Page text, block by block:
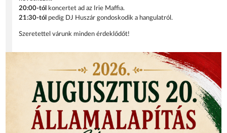
20:00-tól
koncertet ad az Irie Maffia.
21:30-tól pedig DJ Huszár gondoskodik a hangulatról.
Szeretettel várunk minden érdeklődőt!